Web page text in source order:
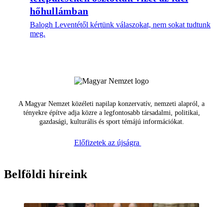
hőhullámban
Balogh Leventétől kértünk válaszokat, nem sokat tudtunk
meg.
A Magyar Nemzet közéleti napilap konzervatív, nemzeti alapról, a
tényekre építve adja közre a legfontosabb társadalmi, politikai,
gazdasági, kulturális és sport témájú információkat.
Előfizetek az újságra
Belföldi híreink